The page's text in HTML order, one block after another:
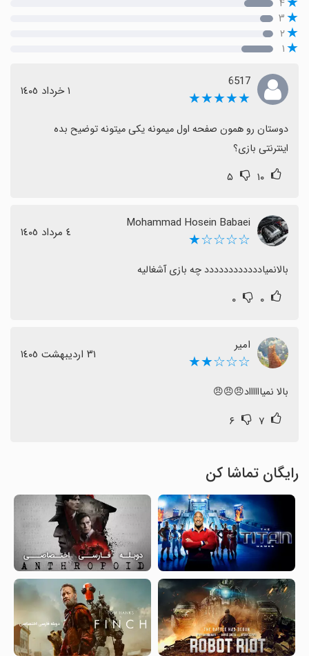
۴
۳
۲
۱
6517
★★★★★ ١ خرداد ١٤٠٥
اینترنتی بازی؟
۱۰ ۵
Mohammad Hosein Babaei
☆☆☆☆★ ٤ مرداد ١٤٠٥
بالانمیادددددددددددد چه بازی آشغالیه
۰ ۰
امیر
☆☆☆★★ ٣١ اردیبهشت ١٤٠٥
بالا نمیااااااد😠😠😠
۷ ۶
رایگان تماشا کن